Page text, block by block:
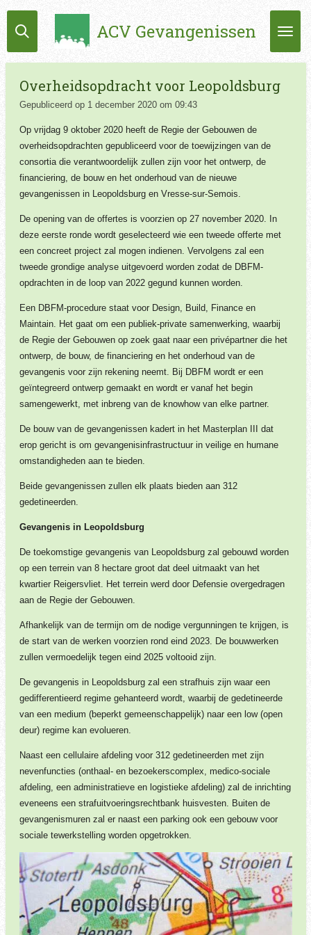
Ga
direct
de
hoofdinhoud
ACV Gevangenissen
Overheidsopdracht voor Leopoldsburg
Gepubliceerd op 1 december 2020 om 09:43
Op vrijdag 9 oktober 2020 heeft de Regie der Gebouwen de
overheidsopdrachten gepubliceerd voor de toewijzingen van de
consortia die verantwoordelijk zullen zijn voor het ontwerp, de
financiering, de bouw en het onderhoud van de nieuwe
gevangenissen in Leopoldsburg en Vresse-sur-Semois.
De opening van de offertes is voorzien op 27 november 2020. In
deze eerste ronde wordt geselecteerd wie een tweede offerte met
een concreet project zal mogen indienen. Vervolgens zal een
tweede grondige analyse uitgevoerd worden zodat de DBFM-
opdrachten in de loop van 2022 gegund kunnen worden.
Een DBFM-procedure staat voor Design, Build, Finance en
Maintain. Het gaat om een publiek-private samenwerking, waarbij
de Regie der Gebouwen op zoek gaat naar een privépartner die het
ontwerp, de bouw, de financiering en het onderhoud van de
gevangenis voor zijn rekening neemt. Bij DBFM wordt er een
geïntegreerd ontwerp gemaakt en wordt er vanaf het begin
samengewerkt, met inbreng van de knowhow van elke partner.
De bouw van de gevangenissen kadert in het Masterplan III dat
erop gericht is om gevangenisinfrastructuur in veilige en humane
omstandigheden aan te bieden.
Beide gevangenissen zullen elk plaats bieden aan 312
gedetineerden.
Gevangenis in Leopoldsburg
De toekomstige gevangenis van Leopoldsburg zal gebouwd worden
op een terrein van 8 hectare groot dat deel uitmaakt van het
kwartier Reigersvliet. Het terrein werd door Defensie overgedragen
aan de Regie der Gebouwen.
Afhankelijk van de termijn om de nodige vergunningen te krijgen, is
de start van de werken voorzien rond eind 2023. De bouwwerken
zullen vermoedelijk tegen eind 2025 voltooid zijn.
De gevangenis in Leopoldsburg zal een strafhuis zijn waar een
gedifferentieerd regime gehanteerd wordt, waarbij de gedetineerde
van een medium (beperkt gemeenschappelijk) naar een low (open
deur) regime kan evolueren.
Naast een cellulaire afdeling voor 312 gedetineerden met zijn
nevenfuncties (onthaal- en bezoekerscomplex, medico-sociale
afdeling, een administratieve en logistieke afdeling) zal de inrichting
eveneens een strafuitvoeringsrechtbank huisvesten. Buiten de
gevangenismuren zal er naast een parking ook een gebouw voor
sociale tewerkstelling worden opgetrokken.